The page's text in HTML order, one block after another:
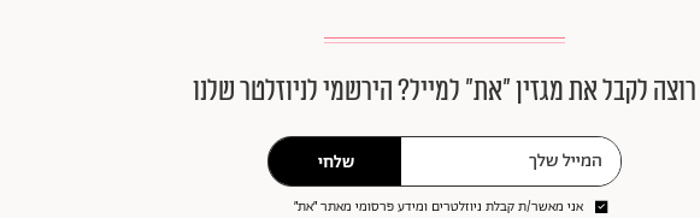
רוצה לקבל את מגזין ״את״ למייל? הירשמי לניוזלטר שלנו
שלחי
אני מאשר/ת קבלת ניוזלטרים ומידע פרסומי מאתר ״את״